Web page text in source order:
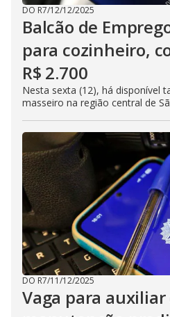
DO R7/12/12/2025
Balcão de
para cozinheiro,
R$ 2.700
Nesta sexta (12), há disponível
masseiro na região central de
DO R7/11/12/2025
Vaga para auxiliar